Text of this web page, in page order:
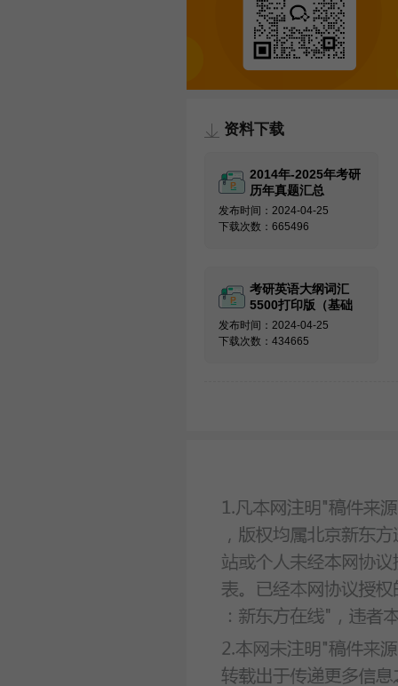
资料下载
2014年-2025年考研
历年真题汇总
发布时间：2024-04-25
下载次数：665496
考研英语大纲词汇
5500打印版（基础
必备）
发布时间：2024-04-25
下载次数：434665